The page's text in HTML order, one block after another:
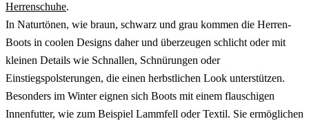
Herrenschuhe.
In Naturtönen, wie braun, schwarz und grau kommen die Herren-
Boots in coolen Designs daher und überzeugen schlicht oder mit
kleinen Details wie Schnallen, Schnürungen oder
Einstiegspolsterungen, die einen herbstlichen Look unterstützen.
Besonders im Winter eignen sich Boots mit einem flauschigen
Innenfutter, wie zum Beispiel Lammfell oder Textil. Sie ermöglichen